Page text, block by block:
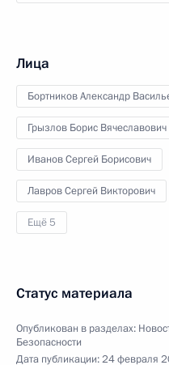
Лица
Бортников Александр
Грызлов Борис Вячеславович
Иванов Сергей Борисович
Лавров Сергей Викторович
Ещё 5
Статус материала
Опубликован в разделах:
Безопасности
Дата публикации:24 февраля